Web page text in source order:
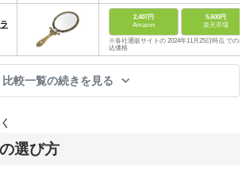
2,407円
Amazon
5,600円
楽天市場
※各社通販サイトの 2024年11月25日時点 での税
込価格
比較一覧の続きを見る
選び方